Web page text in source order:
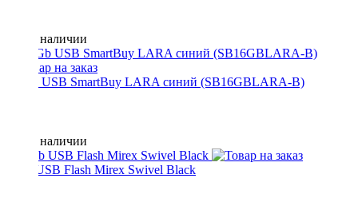
Нет в наличии
16 Gb USB SmartBuy LARA синий (SB16GBLARA-B)
Нет в наличии
8 Gb USB Flash Mirex Swivel Black